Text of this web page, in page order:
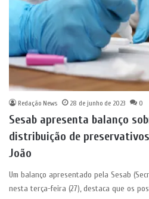
Redação News 28 de junho de 2023 0
Sesab apresenta balanço
distribuição de
João
Um balanço apresentado pela Sesab
nesta terça-feira (27), destaca que os